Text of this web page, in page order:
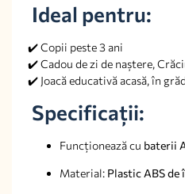
Ideal pentru:
✔️ Copii peste 3 ani
✔️ Cadou de zi de naștere,
✔️ Joacă educativă acasă, în
Specificații:
Funcționează cu baterii
Material: Plastic ABS